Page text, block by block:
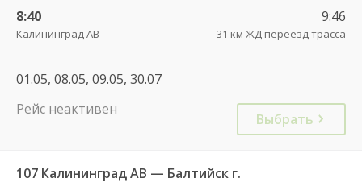
8:40
Калининград АВ
9:46
31 км ЖД переезд трасса
01.05, 08.05, 09.05, 30.07
Рейс неактивен
Выбрать
107 Калининград АВ — Балтийск г.